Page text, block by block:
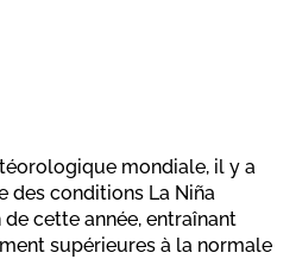
mondiale, il y a
des conditions La Niña
cette année, entraînant
supérieures à la normale